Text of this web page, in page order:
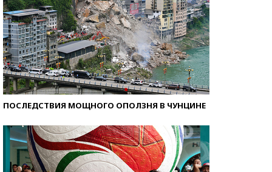
ПОСЛЕДСТВИЯ МОЩНОГО ОПОЛЗНЯ В ЧУНЦИНЕ